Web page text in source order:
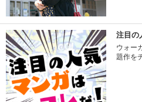
注目の
ウォー
題作を